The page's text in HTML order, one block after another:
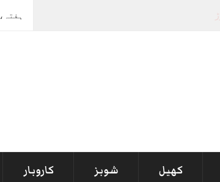
ہفتہ،
کھیل شوبز کاروبار